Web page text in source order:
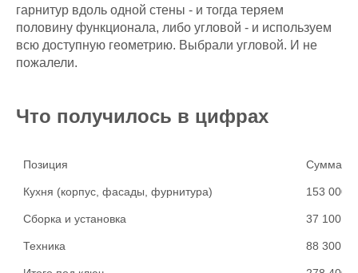
гарнитур вдоль одной стены - и тогда теряем
половину функционала, либо угловой - и используем
всю доступную геометрию. Выбрали угловой. И не
пожалели.
Что получилось в цифрах
Позиция Сумма
Кухня (корпус, фасады, фурнитура) 153 000 ₽
Сборка и установка 37 100 ₽
Техника 88 300 ₽